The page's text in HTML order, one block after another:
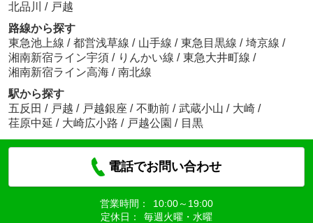
北品川 / 戸越
路線から探す
東急池上線 / 都営浅草線 / 山手線 / 東急目黒線 / 埼京線 /
湘南新宿ライン宇須 / りんかい線 / 東急大井町線 /
湘南新宿ライン高海 / 南北線
駅から探す
五反田 / 戸越 / 戸越銀座 / 不動前 / 武蔵小山 / 大崎 /
荏原中延 / 大崎広小路 / 戸越公園 / 目黒
電話でお問い合わせ
営業時間：
10:00～19:00
定休日：
毎週火曜・水曜